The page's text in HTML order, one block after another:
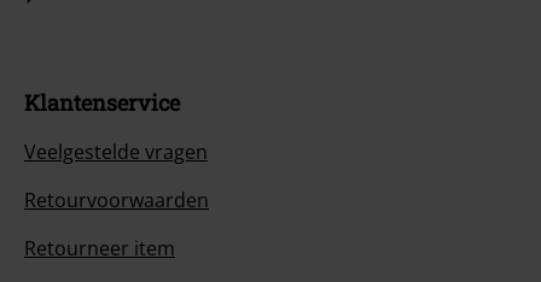
Klantenservice
Veelgestelde vragen
Retourvoorwaarden
Retourneer item